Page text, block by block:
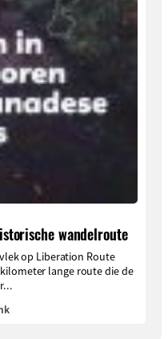
wandelroute
op Liberation Route
lange route die de